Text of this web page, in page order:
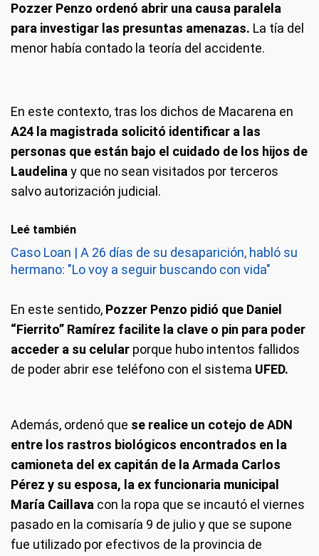
Pozzer Penzo ordenó abrir una causa paralela
para investigar las presuntas amenazas. La tía del
menor había contado la teoría del accidente.
En este contexto, tras los dichos de Macarena en
A24 la magistrada solicitó identificar a las
personas que están bajo el cuidado de los hijos de
Laudelinay que no sean visitados por terceros
salvo autorización judicial.
Leé también
Caso Loan | A 26 días de su desaparición, habló su
hermano: "Lo voy a seguir buscando con vida"
En este sentido, Pozzer Penzo pidió que Daniel
“Fierrito” Ramírez facilite la clave o pin para poder
acceder a su celular porque hubo intentos fallidos
de poder abrir ese teléfono con el sistema UFED.
Además, ordenó que se realice un cotejo de ADN
entre los rastros biológicos encontrados en la
camioneta del ex capitán de la Armada Carlos
Pérez y su esposa, la ex funcionaria municipal
María Caillava con la ropa que se incautó el viernes
pasado en la comisaría 9 de julio y que se supone
fue utilizado por efectivos de la provincia de